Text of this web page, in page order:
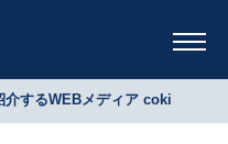
介するWEBメディア coki